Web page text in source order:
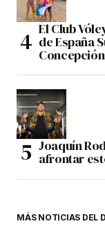
El Club
de España
Joaquín
afrontar
MÁS NOTICIAS DEL